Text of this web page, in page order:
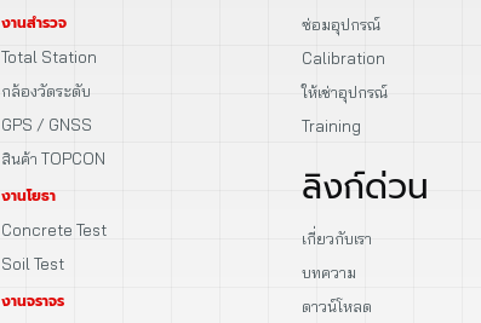
งานสำรวจ
Total Station
กล้องวัดระดับ
GPS / GNSS
สินค้า TOPCON
งานโยธา
Concrete Test
Soil Test
งานจราจร
ซ่อมอุปกรณ์
Calibration
ให้เช่าอุปกรณ์
Training
ลิงก์ด่วน
เกี่ยวกับเรา
บทความ
ดาวน์โหลด